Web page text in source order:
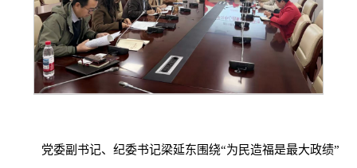
党委副书记、纪委书记梁延东围绕“为民造福是最大政绩”